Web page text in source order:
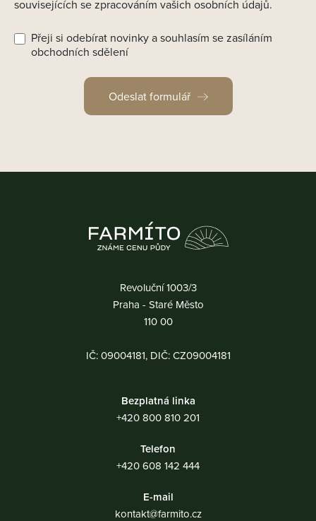
souvisejících se zpracováním vašich osobních údajů.
Přeji si odebírat novinky a souhlasím se zasíláním
obchodních sdělení
Odeslat formulář
Revoluční 1003/3
Praha - Staré Město
110 00
IČ: 09004181, DIČ: CZ09004181
Bezplatná linka
+420 800 810 201
Telefon
+420 608 142 444
E-mail
kontakt@farmito.cz